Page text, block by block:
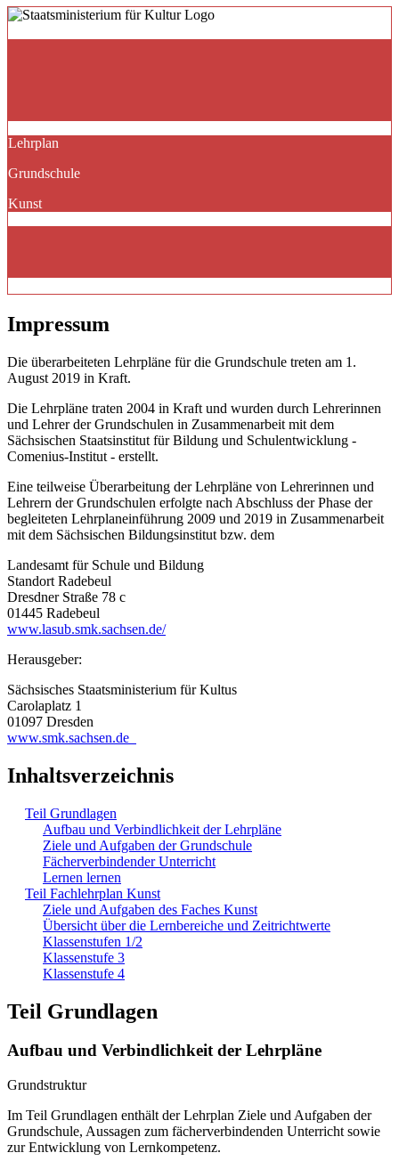
Lehrplan
Grundschule
Kunst
Impressum
Die überarbeiteten Lehrpläne für die Grundschule treten am 1.
August 2019 in Kraft.
Die Lehrpläne traten 2004 in Kraft und wurden durch Lehrerinnen
und Lehrer der Grundschulen in Zusammenarbeit mit dem
Sächsischen Staatsinstitut für Bildung und Schulentwicklung -
Comenius-Institut - erstellt.
Eine teilweise Überarbeitung der Lehrpläne von Lehrerinnen und
Lehrern der Grundschulen erfolgte nach Abschluss der Phase der
begleiteten Lehrplaneinführung 2009 und 2019 in Zusammenarbeit
mit dem Sächsischen Bildungsinstitut bzw. dem
Landesamt für Schule und Bildung
Standort Radebeul
Dresdner Straße 78 c
01445 Radebeul
www.lasub.smk.sachsen.de/
Herausgeber:
Sächsisches Staatsministerium für Kultus
Carolaplatz 1
01097 Dresden
www.smk.sachsen.de
Inhaltsverzeichnis
Teil Grundlagen
Aufbau und Verbindlichkeit der Lehrpläne
Ziele und Aufgaben der Grundschule
Fächerverbindender Unterricht
Lernen lernen
Teil Fachlehrplan Kunst
Ziele und Aufgaben des Faches Kunst
Übersicht über die Lernbereiche und Zeitrichtwerte
Klassenstufen 1/2
Klassenstufe 3
Klassenstufe 4
Teil Grundlagen
Aufbau und Verbindlichkeit der Lehrpläne
Grundstruktur
Im Teil Grundlagen enthält der Lehrplan Ziele und Aufgaben der
Grundschule, Aussagen zum fächerverbindenden Unterricht sowie
zur Entwicklung von Lernkompetenz.